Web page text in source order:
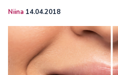
Niina 14.04.2018